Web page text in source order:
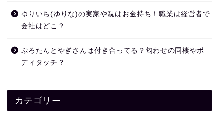
ゆりいち(ゆりな)の実家や親はお金持ち！職業は経営者で
会社はどこ？
ぷろたんとやぎさんは付き合ってる？匂わせの同棲やボ
ディタッチ？
カテゴリー